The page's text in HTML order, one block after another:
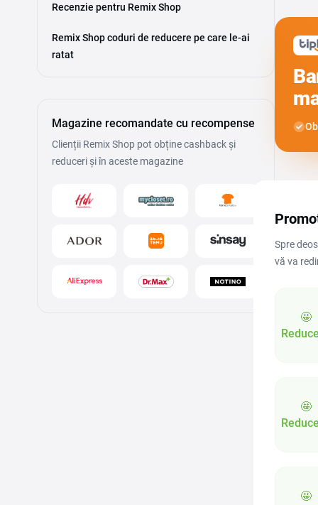
Recenzie pentru Remix Shop
Remix Shop coduri de reducere pe care le-ai
ratat
Magazine recomandate cu recompense
Clienții Remix Shop pot obține cashback și
reduceri și în aceste magazine
Spre
vă va
🤩
🤩
🤩